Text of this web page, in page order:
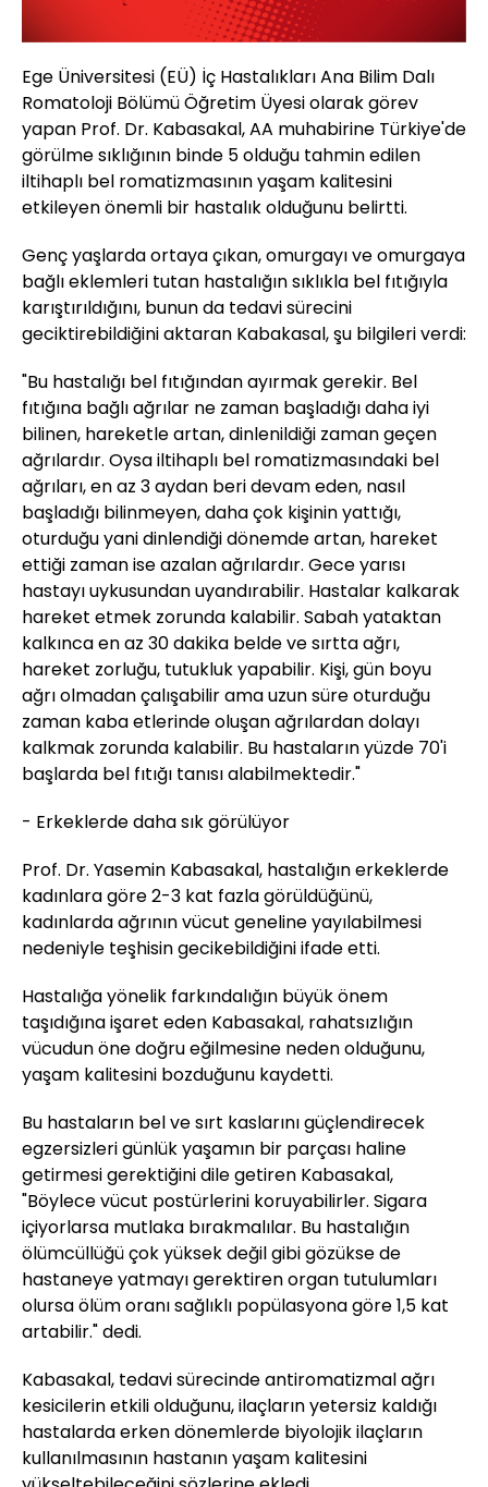
Ege Üniversitesi (EÜ) İç Hastalıkları Ana Bilim Dalı
Romatoloji Bölümü Öğretim Üyesi olarak görev
yapan Prof. Dr. Kabasakal, AA muhabirine Türkiye'de
görülme sıklığının binde 5 olduğu tahmin edilen
iltihaplı bel romatizmasının yaşam kalitesini
etkileyen önemli bir hastalık olduğunu belirtti.
Genç yaşlarda ortaya çıkan, omurgayı ve omurgaya
bağlı eklemleri tutan hastalığın sıklıkla bel fıtığıyla
karıştırıldığını, bunun da tedavi sürecini
geciktirebildiğini aktaran Kabakasal, şu bilgileri verdi:
"Bu hastalığı bel fıtığından ayırmak gerekir. Bel
fıtığına bağlı ağrılar ne zaman başladığı daha iyi
bilinen, hareketle artan, dinlenildiği zaman geçen
ağrılardır. Oysa iltihaplı bel romatizmasındaki bel
ağrıları, en az 3 aydan beri devam eden, nasıl
başladığı bilinmeyen, daha çok kişinin yattığı,
oturduğu yani dinlendiği dönemde artan, hareket
ettiği zaman ise azalan ağrılardır. Gece yarısı
hastayı uykusundan uyandırabilir. Hastalar kalkarak
hareket etmek zorunda kalabilir. Sabah yataktan
kalkınca en az 30 dakika belde ve sırtta ağrı,
hareket zorluğu, tutukluk yapabilir. Kişi, gün boyu
ağrı olmadan çalışabilir ama uzun süre oturduğu
zaman kaba etlerinde oluşan ağrılardan dolayı
kalkmak zorunda kalabilir. Bu hastaların yüzde 70'i
başlarda bel fıtığı tanısı alabilmektedir."
- Erkeklerde daha sık görülüyor
Prof. Dr. Yasemin Kabasakal, hastalığın erkeklerde
kadınlara göre 2-3 kat fazla görüldüğünü,
kadınlarda ağrının vücut geneline yayılabilmesi
nedeniyle teşhisin gecikebildiğini ifade etti.
Hastalığa yönelik farkındalığın büyük önem
taşıdığına işaret eden Kabasakal, rahatsızlığın
vücudun öne doğru eğilmesine neden olduğunu,
yaşam kalitesini bozduğunu kaydetti.
Bu hastaların bel ve sırt kaslarını güçlendirecek
egzersizleri günlük yaşamın bir parçası haline
getirmesi gerektiğini dile getiren Kabasakal,
"Böylece vücut postürlerini koruyabilirler. Sigara
içiyorlarsa mutlaka bırakmalılar. Bu hastalığın
ölümcüllüğü çok yüksek değil gibi gözükse de
hastaneye yatmayı gerektiren organ tutulumları
olursa ölüm oranı sağlıklı popülasyona göre 1,5 kat
artabilir." dedi.
Kabasakal, tedavi sürecinde antiromatizmal ağrı
kesicilerin etkili olduğunu, ilaçların yetersiz kaldığı
hastalarda erken dönemlerde biyolojik ilaçların
kullanılmasının hastanın yaşam kalitesini